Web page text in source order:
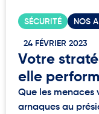
SÉCURITÉ NOS
24 FÉVRIER 2023
Votre
elle
Que les menaces
arnaques au